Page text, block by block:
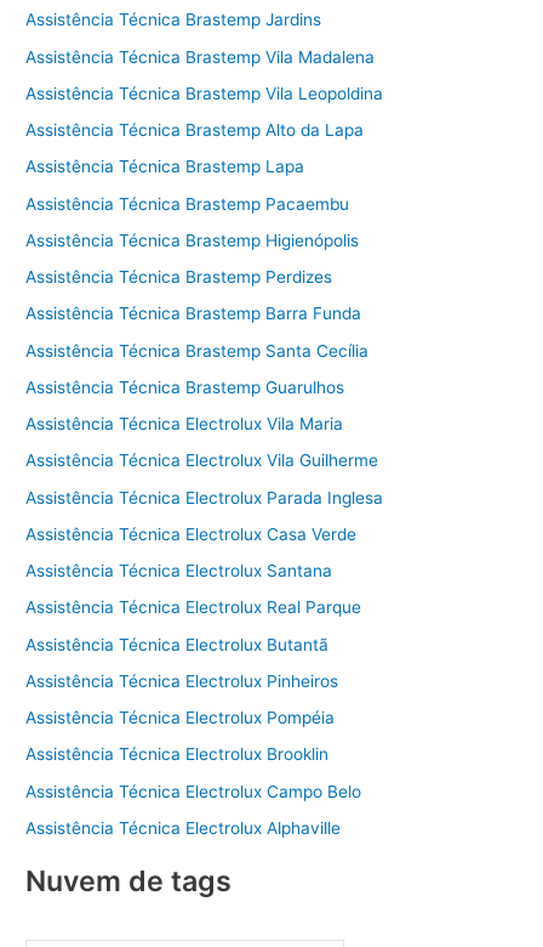
Assistência Técnica Brastemp Jardins
Assistência Técnica Brastemp Vila Madalena
Assistência Técnica Brastemp Vila Leopoldina
Assistência Técnica Brastemp Alto da Lapa
Assistência Técnica Brastemp Lapa
Assistência Técnica Brastemp Pacaembu
Assistência Técnica Brastemp Higienópolis
Assistência Técnica Brastemp Perdizes
Assistência Técnica Brastemp Barra Funda
Assistência Técnica Brastemp Santa Cecília
Assistência Técnica Brastemp Guarulhos
Assistência Técnica Electrolux Vila Maria
Assistência Técnica Electrolux Vila Guilherme
Assistência Técnica Electrolux Parada Inglesa
Assistência Técnica Electrolux Casa Verde
Assistência Técnica Electrolux Santana
Assistência Técnica Electrolux Real Parque
Assistência Técnica Electrolux Butantã
Assistência Técnica Electrolux Pinheiros
Assistência Técnica Electrolux Pompéia
Assistência Técnica Electrolux Brooklin
Assistência Técnica Electrolux Campo Belo
Assistência Técnica Electrolux Alphaville
Nuvem de tags